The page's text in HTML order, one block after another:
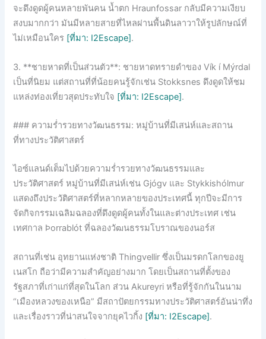
จะดึงดูดผู้คนหลายพันคน น้ำตก Hraunfossar กลับมีความเงียบ
สงบมากกว่า มันมีหลายสายที่ไหลผ่านพื้นดินลาวาให้รูปลักษณ์ที่
ไม่เหมือนใคร [ที่มา: I2Escape].
3. **ชายหาดที่เป็นส่วนตัว**: ชายหาดทรายดำของ Vík í Mýrdal
เป็นที่นิยม แต่สถานที่ที่น้อยคนรู้จักเช่น Stokksnes ดึงดูดให้ชม
แหล่งท่องเที่ยวสุดประทับใจ [ที่มา: I2Escape].
### ความร่ำรวยทางวัฒนธรรม: หมู่บ้านที่มีเสน่ห์และสถาน
ที่ทางประวัติศาสตร์
ไอซ์แลนด์เต็มไปด้วยความร่ำรวยทางวัฒนธรรมและ
ประวัติศาสตร์ หมู่บ้านที่มีเสน่ห์เช่น Gjógv และ Stykkishólmur
แสดงถึงประวัติศาสตร์ที่หลากหลายของประเทศนี้ ทุกปีจะมีการ
จัดกิจกรรมเฉลิมฉลองที่ดึงดูดผู้คนทั้งในและต่างประเทศ เช่น
เทศกาล Þorrablót ที่ฉลองวัฒนธรรมโบราณของนอร์ส
สถานที่เช่น อุทยานแห่งชาติ Thingvellir ซึ่งเป็นมรดกโลกของยู
เนสโก ถือว่ามีความสำคัญอย่างมาก โดยเป็นสถานที่ตั้งของ
รัฐสภาที่เก่าแก่ที่สุดในโลก ส่วน Akureyri หรือที่รู้จักกันในนาม
“เมืองหลวงของเหนือ” มีสถาปัตยกรรมทางประวัติศาสตร์อันน่าทึ่ง
และเรื่องราวที่น่าสนใจจากยุคไวกิ้ง [ที่มา: I2Escape].